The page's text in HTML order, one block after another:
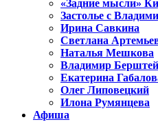
«Задние мысли»
Застолье с
Ирина Савкина
Светлана
Наталья Мешкова
Владимир
Екатерина
Олег Липовецкий
Илона Румянцева
Афиша